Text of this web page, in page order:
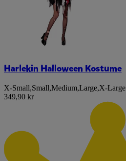
Harlekin Halloween Kostume
X-Small,Small,Medium,Large,X-Large
349,90 kr